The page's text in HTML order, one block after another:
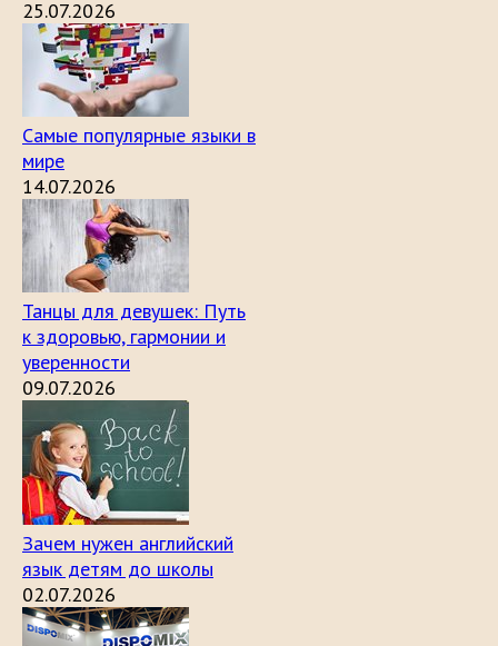
25.07.2026
Самые популярные языки в
мире
14.07.2026
Танцы для девушек: Путь
к здоровью, гармонии и
уверенности
09.07.2026
Зачем нужен английский
язык детям до школы
02.07.2026